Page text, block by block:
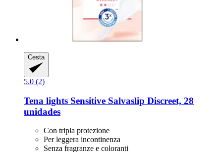
Cesta
5.0 (2)
Tena lights Sensitive Salvaslip Discreet, 28
unidades
Con tripla protezione
Per leggera incontinenza
Senza fragranze e coloranti